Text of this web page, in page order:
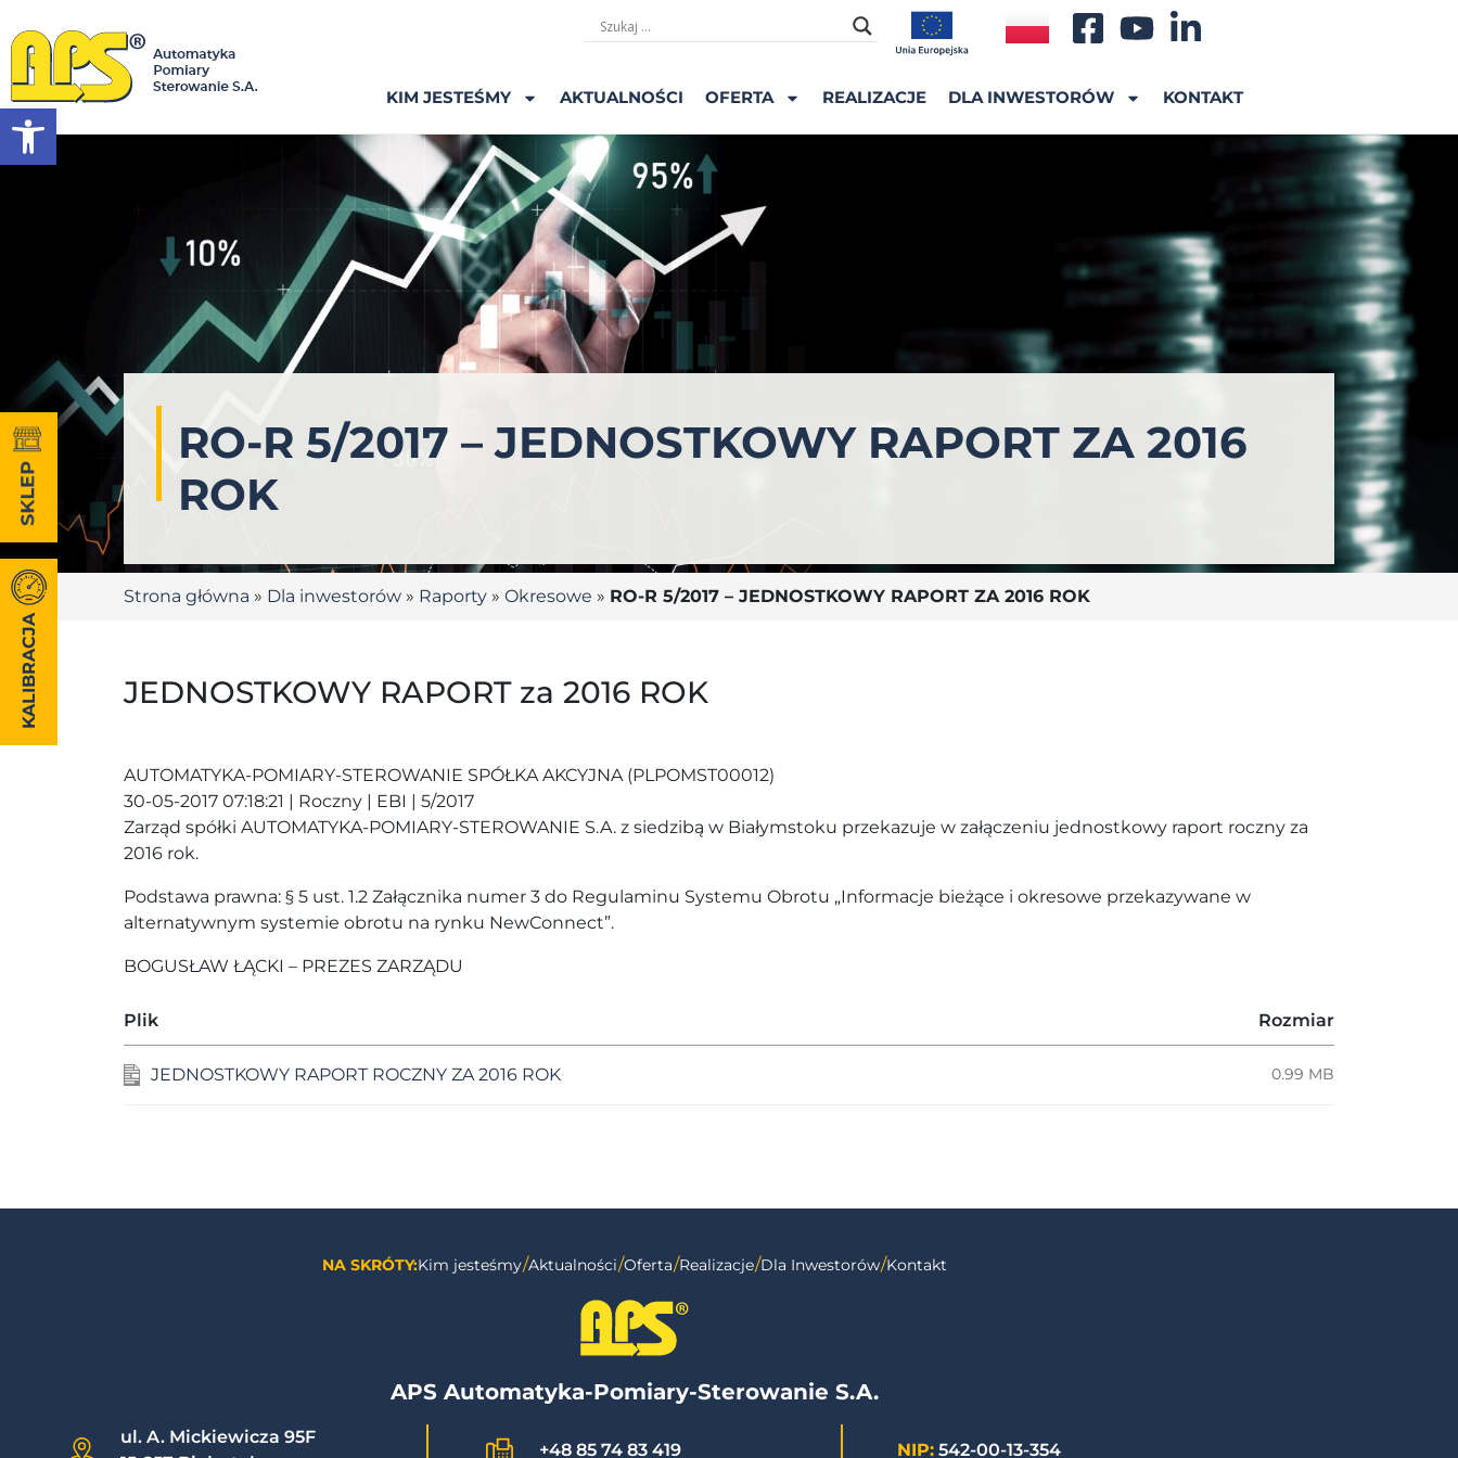
Otwórz pasek narzędzi KIM JESTEŚMY AKTUALNOŚCI OFERTA REALIZACJE DLA INWESTORÓW KONTAKT
RO-R 5/2017 – JEDNOSTKOWY RAPORT ZA 2016
ROK
Strona główna » Dla inwestorów » Raporty » Okresowe » RO-R 5/2017 – JEDNOSTKOWY RAPORT ZA 2016 ROK
JEDNOSTKOWY RAPORT za 2016 ROK
AUTOMATYKA-POMIARY-STEROWANIE SPÓŁKA AKCYJNA (PLPOMST00012)
30-05-2017 07:18:21 | Roczny | EBI | 5/2017
Zarząd spółki AUTOMATYKA-POMIARY-STEROWANIE S.A. z siedzibą w Białymstoku przekazuje w załączeniu jednostkowy raport roczny za
2016 rok.
Podstawa prawna: § 5 ust. 1.2 Załącznika numer 3 do Regulaminu Systemu Obrotu „Informacje bieżące i okresowe przekazywane w
alternatywnym systemie obrotu na rynku NewConnect”.
BOGUSŁAW ŁĄCKI – PREZES ZARZĄDU
Plik Rozmiar
JEDNOSTKOWY RAPORT ROCZNY ZA 2016 ROK 0.99 MB
NA SKRÓTY:Kim jesteśmy Aktualności Oferta Realizacje Dla Inwestorów Kontakt
APS Automatyka-Pomiary-Sterowanie S.A.
ul. A. Mickiewicza 95F
+48 85 74 83 419 NIP:542-00-13-354
KALIBRACJA